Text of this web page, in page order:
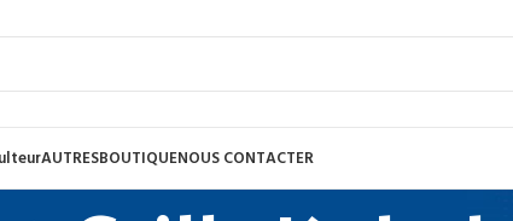
AUTRESBOUTIQUENOUS CONTACTER